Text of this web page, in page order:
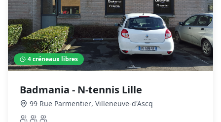
4créneaux libres
Badmania - N-tennis Lille
99 Rue Parmentier, Villeneuve-d'Ascq